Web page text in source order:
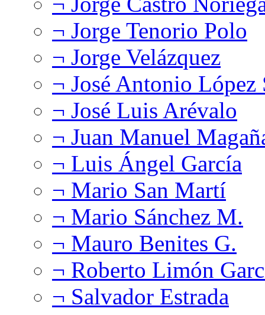
¬ Jorge Tenorio Polo
¬ Jorge Velázquez
¬ José Antonio López
¬ José Luis Arévalo
¬ Juan Manuel
¬ Luis Ángel García
¬ Mario San Martí
¬ Mario Sánchez M.
¬ Mauro Benites G.
¬ Roberto Limón
¬ Salvador Estrada